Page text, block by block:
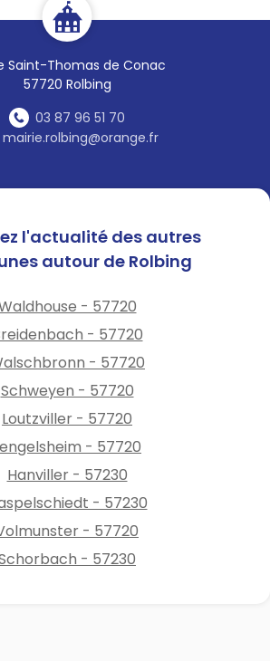
Saint-Thomas de Conac
57720 Rolbing
03 87 96 51 70
mairie.rolbing@orange.fr
l'actualité des autres
autour de Rolbing
- 57720
- 57720
- 57720
Schweyen - 57720
Loutzviller - 57720
- 57720
Hanviller - 57230
- 57230
- 57720
- 57230